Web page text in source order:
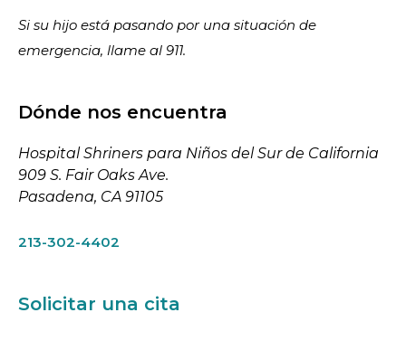
Si su hijo está pasando por una situación de
emergencia, llame al 911.
Dónde nos encuentra
Hospital Shriners para Niños del Sur de California
909 S. Fair Oaks Ave.
Pasadena, CA 91105
213-302-4402
Solicitar una cita